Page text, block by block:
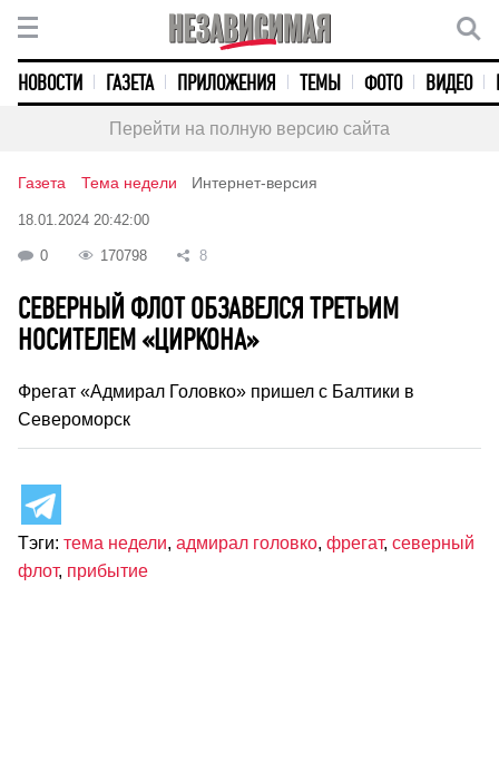
НОВОСТИ ГАЗЕТА ПРИЛОЖЕНИЯ ТЕМЫ ФОТО ВИДЕО
Перейти на полную версию сайта
Газета Тема недели Интернет-версия
18.01.2024 20:42:00
0 170798 8
СЕВЕРНЫЙ ФЛОТ ОБЗАВЕЛСЯ ТРЕТЬИМ
НОСИТЕЛЕМ «ЦИРКОНА»
Фрегат «Адмирал Головко» пришел с Балтики в
Североморск
Тэги: тема недели, адмирал головко, фрегат, северный
флот, прибытие